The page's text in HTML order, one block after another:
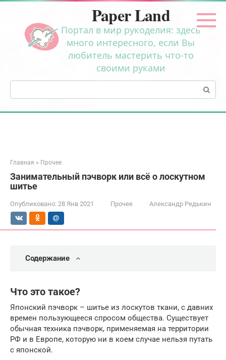
Перейти
контенту
Paper Land
Портал в мир рукоделия: здесь
много интересного, если Вы
любитель мастерить что-то
своими руками
Поиск:
Главная » Прочее
Занимательный пэчворк или всё о лоскутном
шитье
Опубликовано: 28 Янв 2021 Прочее Александр Редькин
Содержание
Что это такое?
Японский пэчворк – шитье из лоскутов ткани, с давних
времен пользующееся спросом общества. Существует
обычная техника пэчворк, применяемая на территории
РФ и в Европе, которую ни в коем случае нельзя путать
с японской.